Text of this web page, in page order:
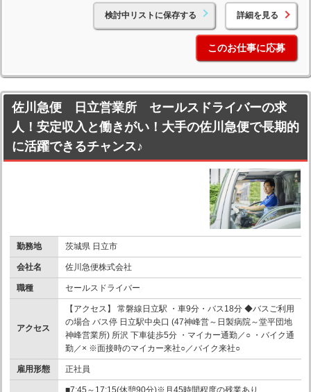
検討中リストに保存する 詳細を見る
このお仕事に応募
佐川急便 日立営業所 セールスドライバーの求
人！安定収入と働きがい！大手の佐川急便で長期的
に活躍できるチャンス♪
勤務地 茨城県 日立市
会社名 佐川急便株式会社
職種 セールスドライバー
アクセス
【アクセス】 常磐線日立駅 ・車9分・バス18分 ◆バスご利用
の場合 バス停 日立駅中央口 (47神峰営～日製病院～堂平団地
神峰営業所) 所沢 下車徒歩5分 ・マイカー通勤／○ ・バイク通
勤／× ※面接時のマイカー来社○／バイク来社○
雇用形態 正社員